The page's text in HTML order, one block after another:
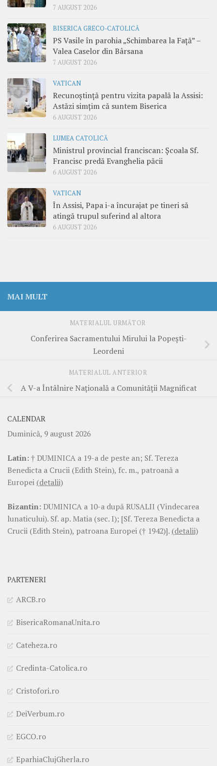
7 AUGUST 2026
BISERICA GRECO-CATOLICĂ
PS Vasile în parohia „Schimbarea la Față” –
Valea Caselor din Bârsana
7 AUGUST 2026
VATICAN
Recunoștință pentru vizita papală la Assisi:
Astăzi simțim că suntem Biserica
6 AUGUST 2026
LUMEA CATOLICĂ
Ministrul provincial franciscan: Școala Sf.
Francisc predă Evanghelia păcii
6 AUGUST 2026
VATICAN
În Assisi, Papa i-a încurajat pe tineri să
atingă trupul suferind al altora
6 AUGUST 2026
MAI MULT
MATERIALUL URMĂTOR
Conferirea Sacramentului Mirului la Popeşti-
Leordeni
MATERIALUL ANTERIOR
A V-a Întâlnire Naţională a Comunităţii Magnificat
CALENDAR
Duminică, 9 august 2026
Latin:† DUMINICA a 19-a de peste an; Sf. Tereza
Benedicta a Crucii (Edith Stein), fc. m., patroană a
Europei (detalii)
Bizantin: DUMINICA a 10-a după RUSALII (Vindecarea
lunaticului). Sf. ap. Matia (sec. I); [Sf. Tereza Benedicta a
Crucii (Edith Stein), patroana Europei († 1942)]. (detalii)
PARTENERI
ARCB.ro
BisericaRomanaUnita.ro
Cateheza.ro
Credinta-Catolica.ro
Cristofori.ro
DeiVerbum.ro
EGCO.ro
EparhiaClujGherla.ro